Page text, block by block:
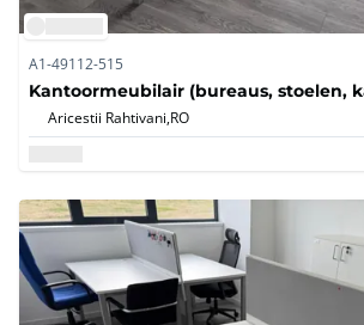
A1-49112-515
Kantoormeubilair (bureaus, stoelen,
Aricestii Rahtivani,RO